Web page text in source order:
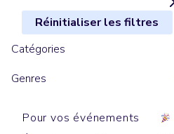
Réinitialiser les filtres
Catégories
Genres
Pour vos événements